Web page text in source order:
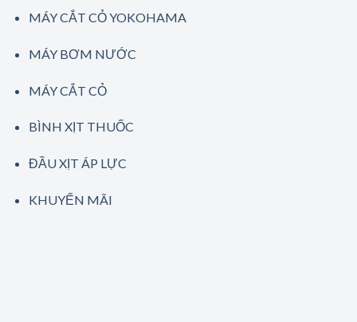
MÁY CẮT CỎ YOKOHAMA
MÁY BƠM NƯỚC
MÁY CẮT CỎ
BÌNH XỊT THUỐC
ĐẦU XỊT ÁP LỰC
KHUYẾN MÃI